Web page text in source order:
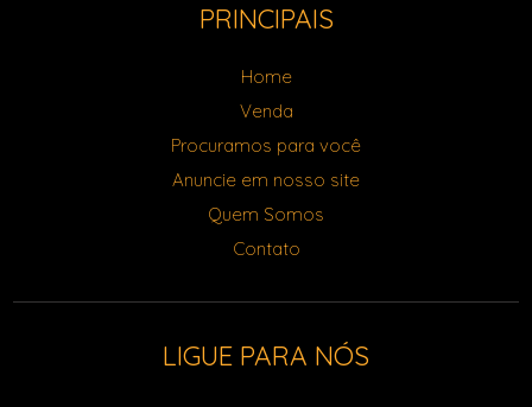
PRINCIPAIS
Home
Venda
Procuramos para você
Anuncie em nosso site
Quem Somos
Contato
LIGUE PARA NÓS